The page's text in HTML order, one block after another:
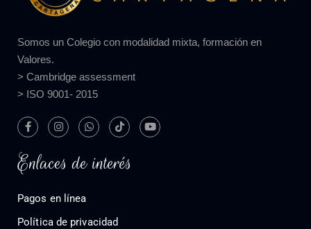
Somos un Colegio con modalidad mixta, formación en
Valores.
> Cambridge assessment
> ISO 9001- 2015
Enlaces de interés
Pagos en línea
Política de privacidad